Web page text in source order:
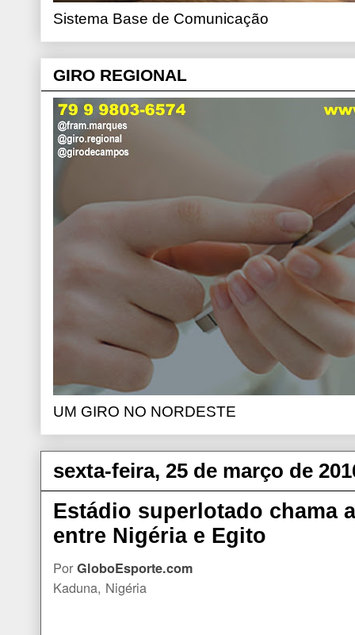
Sistema Base de Comunicação
GIRO REGIONAL
UM GIRO NO NORDESTE
sexta-feira, 25 de março de
Estádio superlotado chama
entre Nigéria e Egito
PorGloboEsporte.com
Kaduna, Nigéria